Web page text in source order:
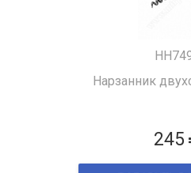
Нарзанник
245